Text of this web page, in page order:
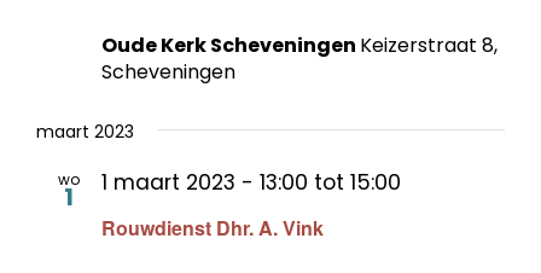
Oude Kerk Scheveningen Keizerstraat 8,
Scheveningen
maart 2023
wo
1
Rouwdienst Dhr. A. Vink
1 maart 2023 - 13:00 tot 15:00